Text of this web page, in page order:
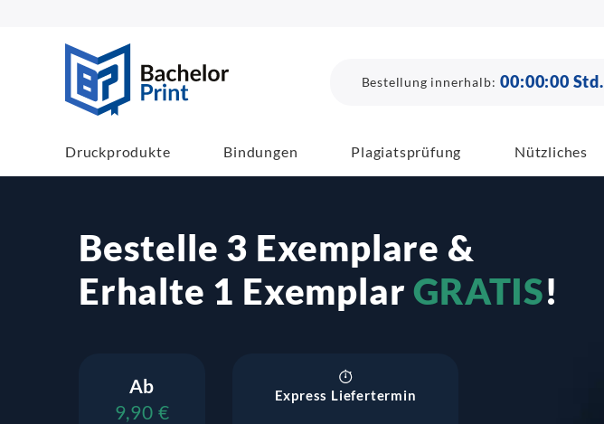
Bestellung innerhalb: 00:00:00 Std.
Druckprodukte Bindungen Plagiatsprüfung Nützliches
Bestelle 3 Exemplare &
Erhalte 1 ExemplarGRATIS!
Ab
9,90 €
Express Liefertermin